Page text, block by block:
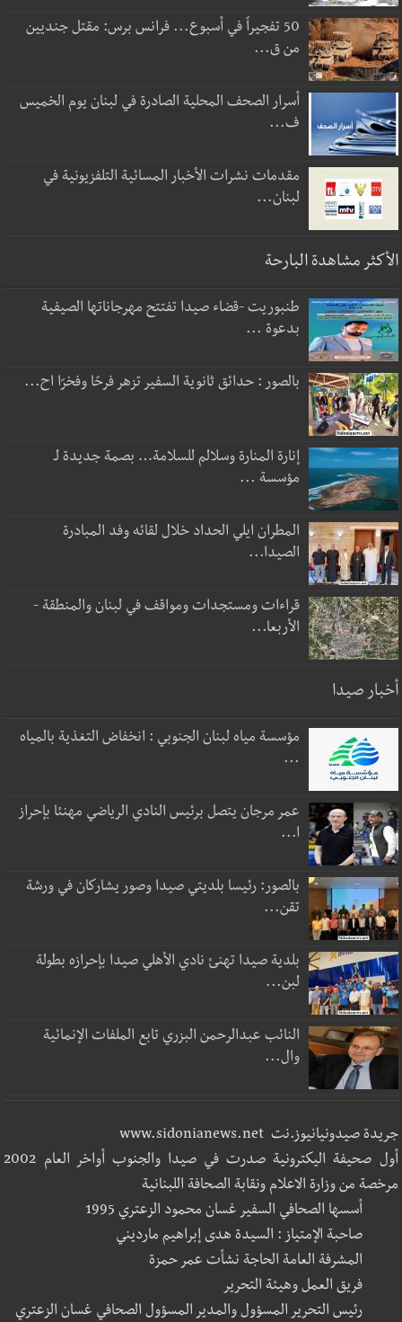
50 تفجيراً في أسبوع... فرانس برس: مقتل جنديين
من ق...
أسرار الصحف المحلية الصادرة في لبنان يوم الخميس
ف...
مقدمات نشرات الأخبار المسائية التلفزيونية في
لبنان...
الأكثر مشاهدة البارحة
طنبوريت -قضاء صيدا تفتتح مهرجاناتها الصيفية
بدعوة ...
بالصور : حدائق ثانوية السفير تزهر فرحًا وفخرًا اح...
إنارة المنارة وسلالم للسلامة… بصمة جديدة لـ
مؤسسة ...
المطران ايلي الحداد خلال لقائه وفد المبادرة
الصيدا...
قراءات ومستجدات ومواقف في لبنان والمنطقة -
الأربعا...
أخبار صيدا
مؤسسة مياه لبنان الجنوبي : انخفاض التغذية بالمياه
...
عمر مرجان يتصل برئيس النادي الرياضي مهنئا بإحراز
ا...
بالصور: رئيسا بلديتي صيدا وصور يشاركان في ورشة
تقن...
بلدية صيدا تهنئ نادي الأهلي صيدا بإحرازه بطولة
لبن...
النائب عبدالرحمن البزري تابع الملفات الإنمائية
وال...
جريدة صيدونيانيوز.نت www.sidonianews.net
أول صحيفة اليكترونية صدرت في صيدا والجنوب أواخر العام 2002
مرخصة من وزارة الاعلام ونقابة الصحافة اللبنانية
أسسها الصحافي السفير غسان محمود الزعتري 1995
صاحبة الإمتياز : السيدة هدى إبراهيم مارديني
المشرفة العامة الحاجة نشأت عمر حمزة
فريق العمل وهيئة التحرير
رئيس التحرير المسؤول والمدير المسؤول الصحافي غسان الزعتري